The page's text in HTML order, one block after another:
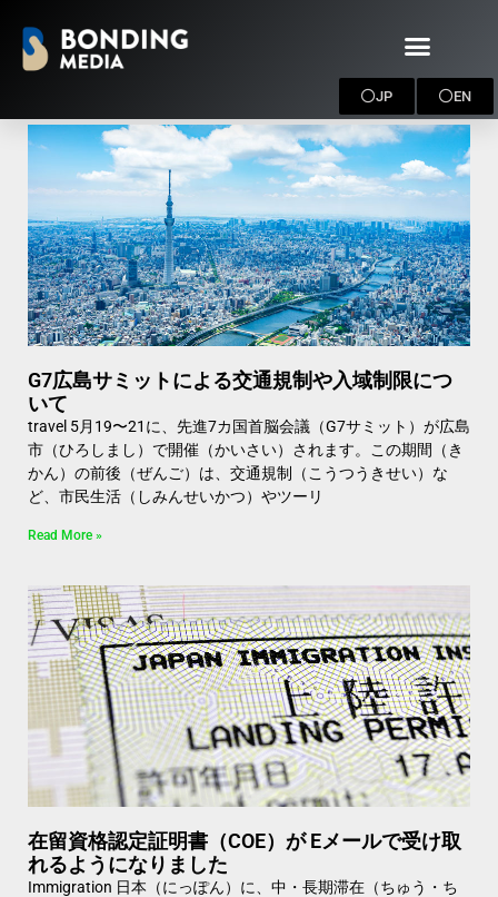
JP EN
G7広島サミットによる交通規制や入域制限につ
いて
travel 5月19〜21に、先進7カ国首脳会議（G7サミット）が広島
市（ひろしまし）で開催（かいさい）されます。この期間（き
かん）の前後（ぜんご）は、交通規制（こうつうきせい）な
ど、市民生活（しみんせいかつ）やツーリ
Read More »
在留資格認定証明書（COE）が Eメールで受け取
れるようになりました
Immigration 日本（にっぽん）に、中・長期滞在（ちゅう・ち